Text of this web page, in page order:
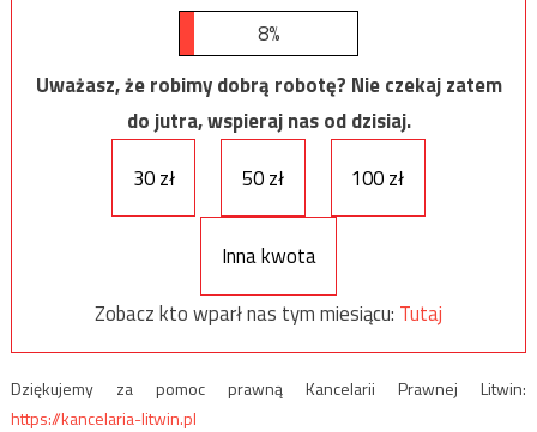
8%
Uważasz, że robimy dobrą robotę? Nie czekaj zatem
do jutra, wspieraj nas od dzisiaj.
30 zł
50 zł 100 zł
Inna kwota
Zobacz kto wparł nas tym miesiącu: Tutaj
Dziękujemy za pomoc prawną Kancelarii Prawnej Litwin:
https://kancelaria-litwin.pl